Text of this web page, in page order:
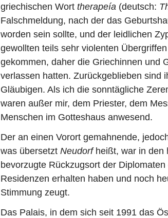
griechischen Wort therapeía (deutsch:
Falschmeldung, nach der das
worden sein sollte, und der leidlichen
gewollten teils sehr violenten
gekommen, daher die Griechinnen und
verlassen hatten. Zurückgeblieben sind
Gläubigen. Als ich die sonntägliche
waren außer mir, dem Priester, dem
Menschen im Gotteshaus anwesend.
Der an einen Vorort gemahnende,
was übersetzt Neudorfheißt, war in den
bevorzugte Rückzugsort der
Residenzen erhalten haben und noch
Stimmung zeugt.
Das Palais, in dem sich seit 1991 das